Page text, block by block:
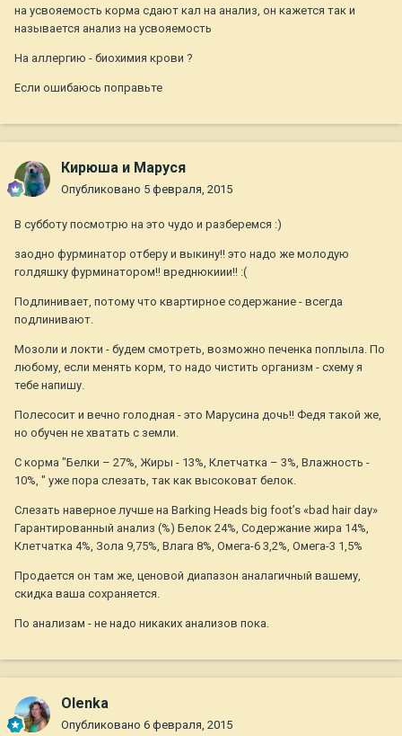
на усвояемость корма сдают кал на анализ, он кажется так и
называется анализ на усвояемость
На аллергию - биохимия крови ?
Если ошибаюсь поправьте
Кирюша и Маруся
Опубликовано 5 февраля, 2015
В субботу посмотрю на это чудо и разберемся :)
заодно фурминатор отберу и выкину!! это надо же молодую
голдяшку фурминатором!! вреднюкиии!! :(
Подлинивает, потому что квартирное содержание - всегда
подлинивают.
Мозоли и локти - будем смотреть, возможно печенка поплыла. По
любому, если менять корм, то надо чистить организм - схему я
тебе напишу.
Полесосит и вечно голодная - это Марусина дочь!! Федя такой же,
но обучен не хватать с земли.
С корма "Белки – 27%, Жиры - 13%, Клетчатка – 3%, Влажность -
10%, " уже пора слезать, так как высоковат белок.
Слезать наверное лучше на Barking Heads big foot’s «bad hair day»
Гарантированный анализ (%) Белок 24%, Содержание жира 14%,
Клетчатка 4%, Зола 9,75%, Влага 8%, Омега-6 3,2%, Омега-3 1,5%
Продается он там же, ценовой диапазон аналагичный вашему,
скидка ваша сохраняется.
По анализам - не надо никаких анализов пока.
Olenka
Опубликовано 6 февраля, 2015